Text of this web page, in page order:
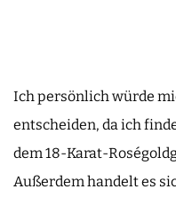
Ich persönlich würde
entscheiden, da ich
dem 18-Karat-
Außerdem handelt es